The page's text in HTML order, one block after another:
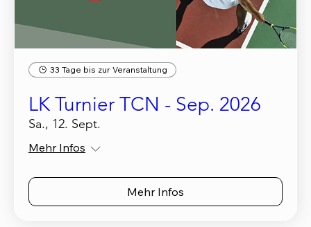
33 Tage bis zur Veranstaltung
LK Turnier TCN - Sep. 2026
Sa., 12. Sept.
Mehr Infos
Mehr Infos